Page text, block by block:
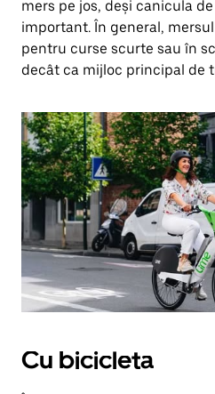
mers pe jos, deși canicula
important. În general,
pentru curse scurte sau în
decât ca mijloc principal de
Cu bicicleta